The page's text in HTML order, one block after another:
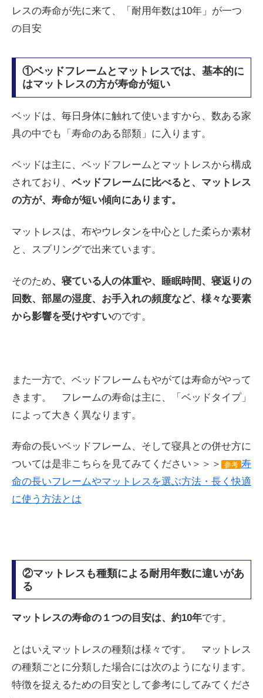
レスの寿命が先に来て、「耐用年数は10年」が一つ
の目安
①ベッドフレームとマットレスでは、基本的に
はマットレスの方が寿命が短い
ベッドは、毎日身体に触れて使いますから、数ある家
具の中でも「寿命のある部類」に入ります。
ベッドは主に、ベッドフレームとマットレスから構成
されており、 ベッドフレームに比べると、マットレス
の方が、寿命が短い傾向にあります。
マットレスは、布やウレタンを中心とした柔らか素材
と、スプリングで出来ています。
そのため、寝ている人の体重や、睡眠時間、寝返りの
回数、部屋の湿度、お手入れの頻度など、様々な要素
から影響を受けやすいのです。
また一方で、ベッドフレームもやがては寿命がやって
きます。 フレームの寿命は主に、「ベッドタイプ」
によって大きく異なります。
寿命の長いベッドフレーム、そして寝具との併せ方に
ついては是非こちらを見てみてください＞＞＞
参考 寿
命の長いフレームやマットレスを選ぶ方法・長く快適
に使う方法とは
②マットレスも種類による耐用年数に違いがあ
る
マットレスの寿命の１つの目安は、約10年です。
とはいえマットレスの種類は様々です。 マットレス
の種類ごとに分類した場合には次のようになります。
特徴を捉えるための目安として参考にしてみてくださ